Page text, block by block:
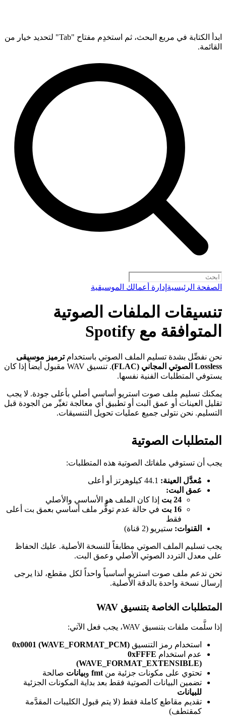
ابدأ الكتابة في مربع البحث، ثم استخدِم مفتاح "Tab" لتحديد خيار من
القائمة.
الصفحة الرئيسية إدارة أعمالك الموسيقية
تنسيقات الملفات الصوتية
المتوافقة مع Spotify
نحن نفضِّل بشدة تسليم الملف الصوتي باستخدامترميز موسيقى
Lossless الصوتي المجاني (FLAC)
. تنسيق WAV مقبول أيضاً إذا كان
يستوفي المتطلبات الفنية نفسها.
يمكنك تسليم ملف صوت استريو أساسي أصلي بأعلى جودة. لا يجب
تقليل العينات أو عمق البت أو تطبيق أي معالجة تغيِّر من الجودة قبل
التسليم. نحن نتولى جميع عمليات تحويل التنسيقات.
المتطلبات الصوتية
يجب أن تستوفي ملفاتك الصوتية هذه المتطلبات:
مُعدَّل العينة:
عمق البت:
24 بت
إذا كان الملف هو الأساسي والأصلي
16 بت
في حالة عدم توفُّر ملف أساسي بعمق بت أعلى
فقط
القنوات: ستيريو (2 قناة)
يجب تسليم الملف الصوتي مطابقاً للنسخة الأصلية. عليك الحفاظ
على معدل التردد الصوتي الأصلي وعمق البت.
نحن ندعم ملف صوت استريو أساسياً واحداً لكل مقطع، لذا يرجى
إرسال نسخة واحدة بالدقة الأصلية.
المتطلبات الخاصة بتنسيق WAV
إذا سلَّمت ملفات بتنسيق WAV، يجب فعل الآتي:
استخدام رمز التنسيق 0x0001 (WAVE_FORMAT_PCM)
عدم استخدام 0xFFFE
(WAVE_FORMAT_EXTENSIBLE)
تحتوي على مكونات جزئية منfmt وبيانات صالحة
تضمين البيانات الصوتية فقط بعد بداية المكونات الجزئية
للبيانات
تقديم مقاطع كاملة فقط (لا يتم قبول الكليبات المقدَّمة
كمقتطف)